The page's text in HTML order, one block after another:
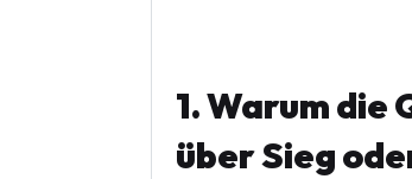
1. Warum
über Sieg